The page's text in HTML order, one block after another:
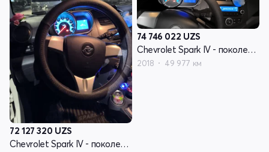
72 127 320 UZS
Chevrolet Spark IV - поколение
74 746 022 UZS
Chevrolet Spark IV - поколение
2018 49 977 км